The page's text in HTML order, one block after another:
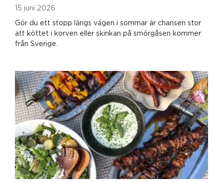
15 juni 2026
Gör du ett stopp längs vägen i sommar är chansen stor
att köttet i korven eller skinkan på smörgåsen kommer
från Sverige.